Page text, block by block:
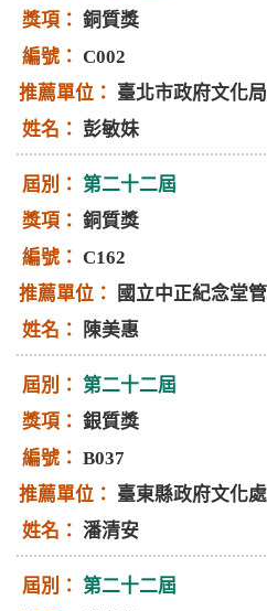
銅質獎
C002
臺北市政府文化
彭敏妹
第二十二屆
銅質獎
C162
國立中正紀念堂
陳美惠
第二十二屆
銀質獎
B037
臺東縣政府文化處
潘清安
第二十二屆